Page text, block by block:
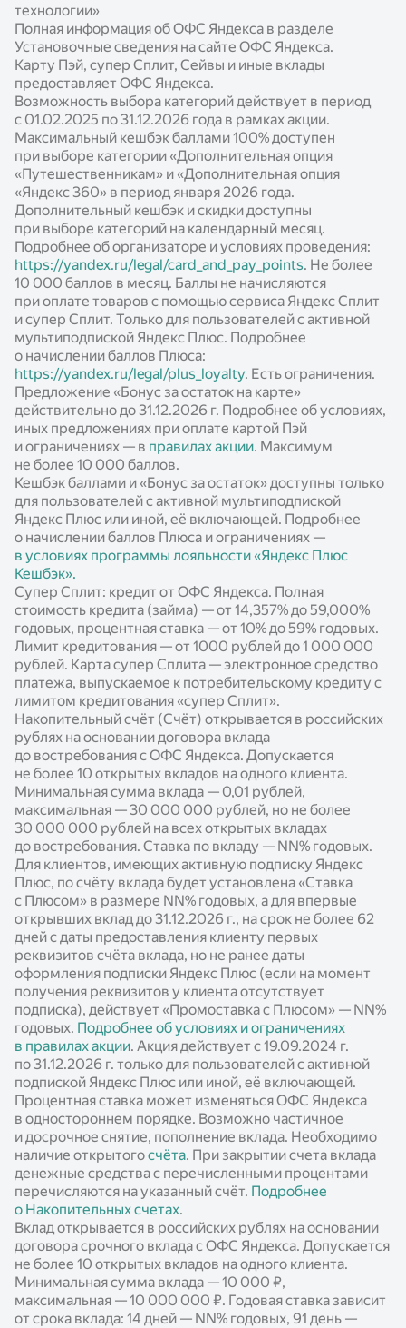
Выгода для партнёров
Готовые модули
Документация по работе с сервисами
Опыт наших партнёров
Новости
Статьи
Калькуляторы
технологии»
Полная информация об ОФС Яндекса в разделе
Установочные сведения на сайте ОФС Яндекса.
Карту Пэй, супер Сплит, Сейвы и иные вклады
предоставляет ОФС Яндекса.
Возможность выбора категорий действует в период
с 01.02.2025 по 31.12.2026 года в рамках акции.
Максимальный кешбэк баллами 100% доступен
при выборе категории «Дополнительная опция
«Путешественникам» и «Дополнительная опция
«Яндекс 360» в период января 2026 года.
Дополнительный кешбэк и скидки доступны
при выборе категорий на календарный месяц.
Подробнее об организаторе и условиях проведения:
https://yandex.ru/legal/card_and_pay_points. Не более
10 000 баллов в месяц. Баллы не начисляются
при оплате товаров с помощью сервиса Яндекс Сплит
и супер Сплит. Только для пользователей с активной
мультиподпиской Яндекс Плюс. Подробнее
о начислении баллов Плюса:
https://yandex.ru/legal/plus_loyalty. Есть ограничения.
Предложение «Бонус за остаток на карте»
действительно до 31.12.2026 г. Подробнее об условиях,
иных предложениях при оплате картой Пэй
и ограничениях — в правилах акции. Максимум
не более 10 000 баллов.
Кешбэк баллами и «Бонус за остаток» доступны только
для пользователей с активной мультиподпиской
Яндекс Плюс или иной, её включающей. Подробнее
о начислении баллов Плюса и ограничениях —
в условиях программы лояльности «Яндекс Плюс
Кешбэк».
Супер Сплит: кредит от ОФС Яндекса. Полная
стоимость кредита (займа) — от 14,357% до 59,000%
годовых, процентная ставка — от 10% до 59% годовых.
Лимит кредитования — от 1000 рублей до 1 000 000
рублей. Карта супер Сплита — электронное средство
платежа, выпускаемое к потребительскому кредиту с
лимитом кредитования «супер Сплит».
Накопительный счёт (Счёт) открывается в российских
рублях на основании договора вклада
до востребования с ОФС Яндекса. Допускается
не более 10 открытых вкладов на одного клиента.
Минимальная сумма вклада — 0,01 рублей,
максимальная — 30 000 000 рублей, но не более
30 000 000 рублей на всех открытых вкладах
до востребования. Ставка по вкладу — NN% годовых.
Для клиентов, имеющих активную подписку Яндекс
Плюс, по счёту вклада будет установлена «Ставка
с Плюсом» в размере NN% годовых, а для впервые
открывших вклад до 31.12.2026 г., на срок не более 62
дней с даты предоставления клиенту первых
реквизитов счёта вклада, но не ранее даты
оформления подписки Яндекс Плюс (если на момент
получения реквизитов у клиента отсутствует
подписка), действует «Промоставка с Плюсом» — NN%
годовых. Подробнее об условиях и ограничениях
в правилах акции. Акция действует c 19.09.2024 г.
по 31.12.2026 г. только для пользователей с активной
подпиской Яндекс Плюс или иной, её включающей.
Процентная ставка может изменяться ОФС Яндекса
в одностороннем порядке. Возможно частичное
и досрочное снятие, пополнение вклада. Необходимо
наличие открытогосчёта. При закрытии счета вклада
денежные средства с перечисленными процентами
перечисляются на указанный счёт. Подробнее
о Накопительных счетах.
Вклад открывается в российских рублях на основании
договора срочного вклада с ОФС Яндекса. Допускается
не более 10 открытых вкладов на одного клиента.
Минимальная сумма вклада — 10 000 ₽,
максимальная — 10 000 000 ₽. Годовая ставка зависит
от срока вклада: 14 дней — NN% годовых, 91 день —